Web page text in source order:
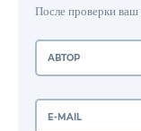
После проверки ваш